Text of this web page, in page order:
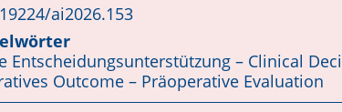
ai2026.153
Entscheidungsunterstützung – Clinical
Outcome – Präoperative Evaluation